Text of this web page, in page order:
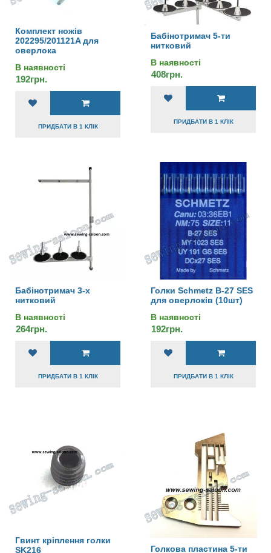
Комплект ножів
202295/201121A для
оверлока
В наявності
192грн.
ПРИДБАТИ В 1 КЛІК
Бабінотримач 5-ти
нитковий
В наявності
408грн.
ПРИДБАТИ В 1 КЛІК
Бабінотримач 3-х
нитковий
В наявності
264грн.
ПРИДБАТИ В 1 КЛІК
Голки Schmetz B-27 SES
для оверлоків (10шт)
В наявності
192грн.
ПРИДБАТИ В 1 КЛІК
Гвинт кріплення голки
SK216
Голкова пластина 5-ти